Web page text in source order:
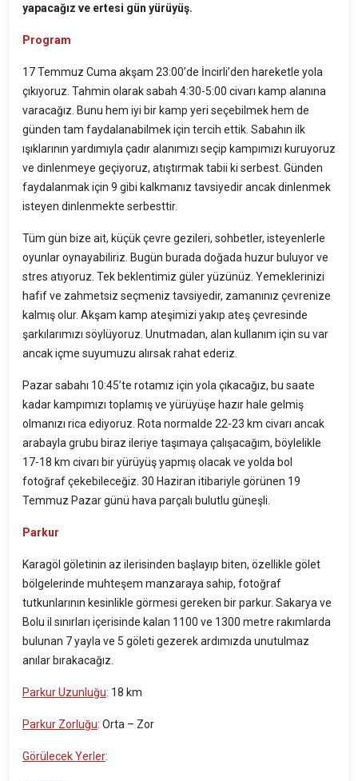
yapacağız ve ertesi gün yürüyüş.
Program
17 Temmuz Cuma akşam 23:00’de İncirli’den hareketle yola
çıkıyoruz. Tahmin olarak sabah 4:30-5:00 civarı kamp alanına
varacağız. Bunu hem iyi bir kamp yeri seçebilmek hem de
günden tam faydalanabilmek için tercih ettik. Sabahın ilk
ışıklarının yardımıyla çadır alanımızı seçip kampımızı kuruyoruz
ve dinlenmeye geçiyoruz, atıştırmak tabii ki serbest. Günden
faydalanmak için 9 gibi kalkmanız tavsiyedir ancak dinlenmek
isteyen dinlenmekte serbesttir.
Tüm gün bize ait, küçük çevre gezileri, sohbetler, isteyenlerle
oyunlar oynayabiliriz. Bugün burada doğada huzur buluyor ve
stres atıyoruz. Tek beklentimiz güler yüzünüz. Yemeklerinizi
hafif ve zahmetsiz seçmeniz tavsiyedir, zamanınız çevrenize
kalmış olur. Akşam kamp ateşimizi yakıp ateş çevresinde
şarkılarımızı söylüyoruz. Unutmadan, alan kullanım için su var
ancak içme suyumuzu alırsak rahat ederiz.
Pazar sabahı 10:45’te rotamız için yola çıkacağız, bu saate
kadar kampımızı toplamış ve yürüyüşe hazır hale gelmiş
olmanızı rica ediyoruz. Rota normalde 22-23 km civarı ancak
arabayla grubu biraz ileriye taşımaya çalışacağım, böylelikle
17-18 km civarı bir yürüyüş yapmış olacak ve yolda bol
fotoğraf çekebileceğiz. 30 Haziran itibariyle görünen 19
Temmuz Pazar günü hava parçalı bulutlu güneşli.
Parkur
Karagöl göletinin az ilerisinden başlayıp biten, özellikle gölet
bölgelerinde muhteşem manzaraya sahip, fotoğraf
tutkunlarının kesinlikle görmesi gereken bir parkur. Sakarya ve
Bolu il sınırları içerisinde kalan 1100 ve 1300 metre rakımlarda
bulunan 7 yayla ve 5 göleti gezerek ardımızda unutulmaz
anılar bırakacağız.
Parkur Uzunluğu: 18 km
Parkur Zorluğu: Orta – Zor
Görülecek Yerler: